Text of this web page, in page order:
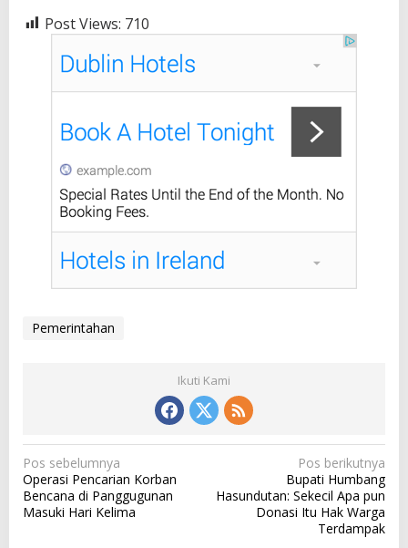
Post Views: 710
Pemerintahan
Ikuti Kami
N
a
v
Pos sebelumnya
Operasi Pencarian Korban
Bencana di Panggugunan
Masuki Hari Kelima
Pos berikutnya
Bupati Humbang
Hasundutan: Sekecil Apa pun
Donasi Itu Hak Warga
Terdampak